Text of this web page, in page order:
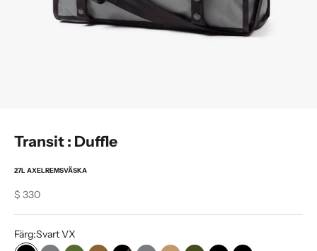
Transit : Duffle
27L AXELREMSVÄSKA
Sale price
$ 330
Färg:Svart VX